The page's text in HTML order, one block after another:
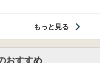
もっと見る
おすすめ